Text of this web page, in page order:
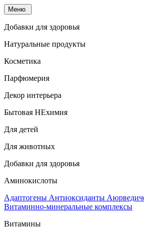
Меню
Добавки для здоровья
Натуральные продукты
Косметика
Парфюмерия
Декор интерьера
Бытовая НЕхимия
Для детей
Для животных
Добавки для здоровья
Аминокислоты
Адаптогены Антиоксиданты
Витаминно-минеральные комплексы
Витамины